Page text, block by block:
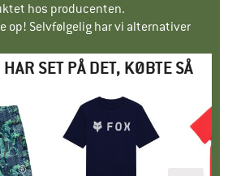
hos producenten.
op! Selvfølgelig har vi alternativer
SET PÅ DET, KØBTE SÅ